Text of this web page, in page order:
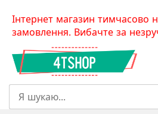
SkipІнтернет магазин тимчасово
замовлення. Вибачте за